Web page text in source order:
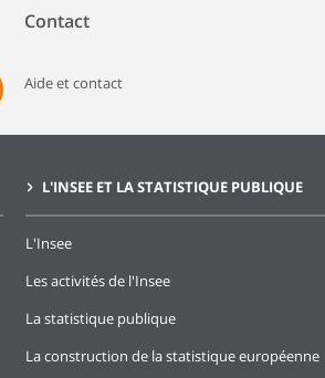
Contact
Aide et contact
L'INSEE ET LA STATISTIQUE PUBLIQUE
L'Insee
Les activités de l'Insee
La statistique publique
La construction de la statistique européenne